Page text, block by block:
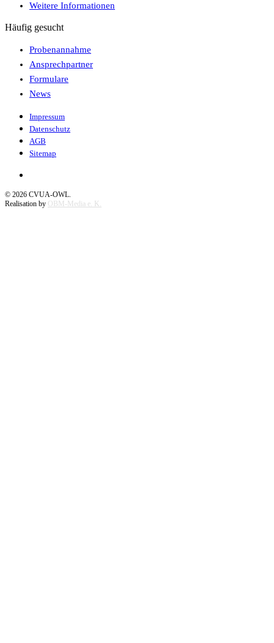
Weitere Informationen
Häufig gesucht
Probenannahme
Ansprechpartner
Formulare
News
Impressum
Datenschutz
AGB
Sitemap
© 2026 CVUA-OWL.
Realisation by OBM-Media e. K.